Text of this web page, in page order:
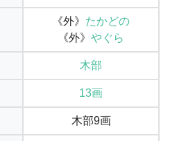
《外》 たかどの
《外》 やぐら
木部
13画
木部9画